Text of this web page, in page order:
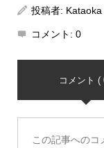
投稿者: Kataoka
コメント: 0
コメント (
この記事へのコ